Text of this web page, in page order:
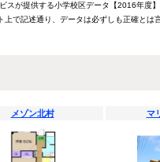
が提供する小学校区データ【2016年
で記述通り、データは必ずしも正確と
メゾン北村 マ